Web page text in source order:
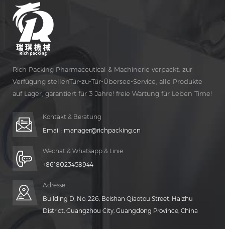
Rich Packing Pharmaceutical & Machinerie verpackt. zur
Verfügung stellenTür-zu-Tür-Übersee-Service, alle Produkte
auf Lager, garantiert für 3 Jahre! freie Wartung für Leben Time!
Kontakt & Beratung
Email : manager@richpacking.cn
Wechat & Whatsapp & Linie
+8618023458944
Adresse
Building D, No. 226, Beishan Qiaotou Street, Haizhu
District, Guangzhou City, Guangdong Province, China